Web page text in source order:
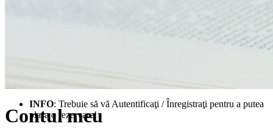
Contul meu
INFO: Trebuie să vă Autentificaţi / Înregistraţi pentru a putea
plasa o rezervare!